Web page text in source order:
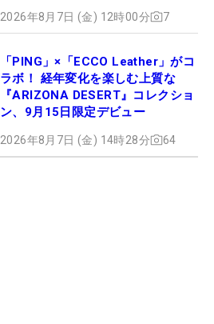
2026年8月7日 (金) 12時00分 7
「PING」×「ECCO Leather」がコ
ラボ！ 経年変化を楽しむ上質な
『ARIZONA DESERT』コレクショ
ン、9月15日限定デビュー
2026年8月7日 (金) 14時28分 64